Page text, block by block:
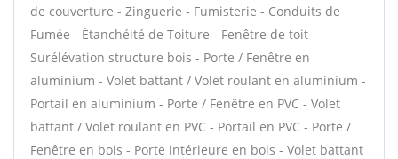
de couverture - Zinguerie - Fumisterie - Conduits de
Fumée - Étanchéité de Toiture - Fenêtre de toit -
Surélévation structure bois - Porte / Fenêtre en
aluminium - Volet battant / Volet roulant en aluminium -
Portail en aluminium - Porte / Fenêtre en PVC - Volet
battant / Volet roulant en PVC - Portail en PVC - Porte /
Fenêtre en bois - Porte intérieure en bois - Volet battant